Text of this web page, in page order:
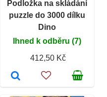
Podložka na skládání
puzzle do 3000 dílku
Dino
Ihned k odběru (7)
412,50 Kč